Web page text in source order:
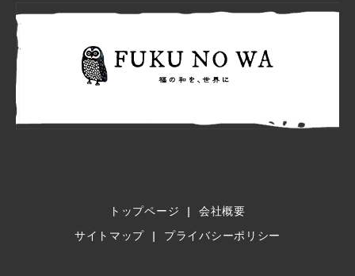
トップページ
会社概要
サイトマップ
プライバシーポリシー